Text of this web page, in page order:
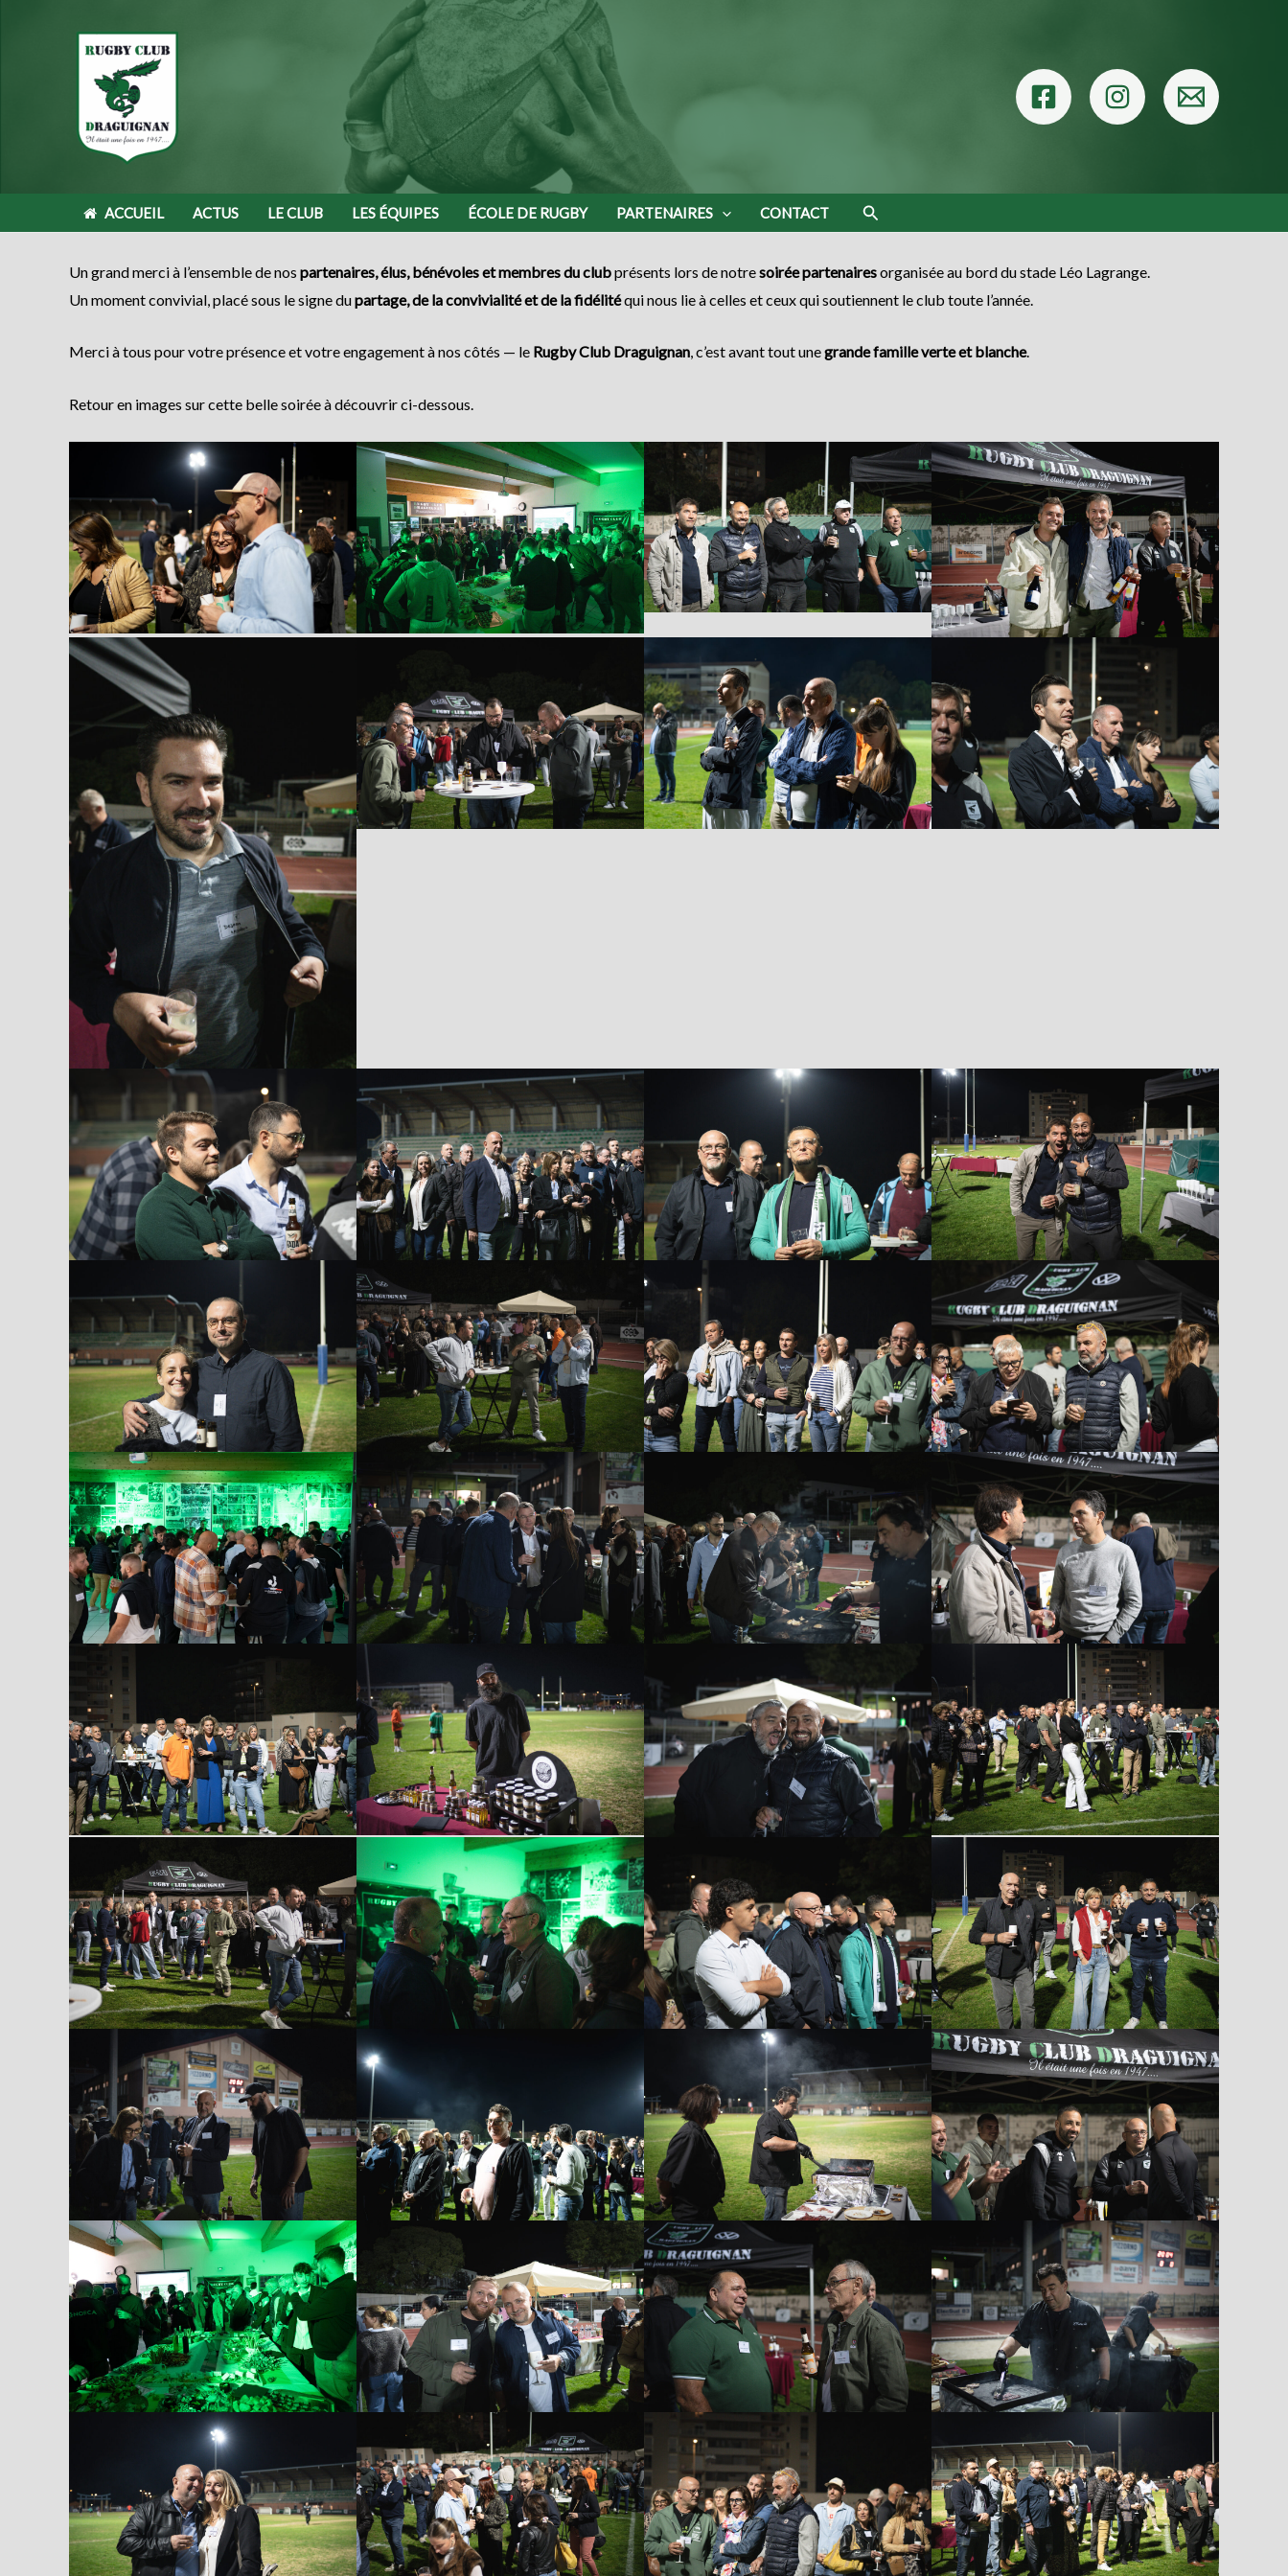
ACCUEIL ACTUS LE CLUB LES ÉQUIPES ÉCOLE DE RUGBY PARTENAIRES CONTACT Rechercher
Un grand merci à l’ensemble de nos partenaires, élus, bénévoles et membres du clubprésents lors de notresoirée partenairesorganisée au bord du stade Léo Lagrange.
Un moment convivial, placé sous le signe dupartage, de la convivialité et de la fidélitéqui nous lie à celles et ceux qui soutiennent le club toute l’année.
Merci à tous pour votre présence et votre engagement à nos côtés — le Rugby Club Draguignan, c’est avant tout unegrande famille verte et blanche.
Retour en images sur cette belle soirée à découvrir ci-dessous.